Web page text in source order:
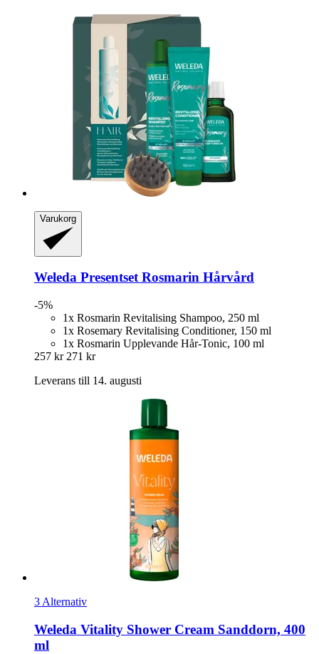
Varukorg
Weleda Presentset Rosmarin Hårvård
-5%
1x Rosmarin Revitalising Shampoo, 250 ml
1x Rosemary Revitalising Conditioner, 150 ml
1x Rosmarin Upplevande Hår-Tonic, 100 ml
257 kr 271 kr
Leverans till 14. augusti
3 Alternativ
Weleda Vitality Shower Cream Sanddorn, 400
ml